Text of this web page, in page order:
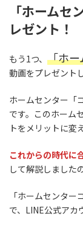
「ホームセ
レゼント！
もう1つ、 「ホ
動画をプレゼント
ホームセンター「
です。このホーム
トをメリットに変
これからの時代に
して解説しました
「ホームセンタ
で、LINE公式アカ